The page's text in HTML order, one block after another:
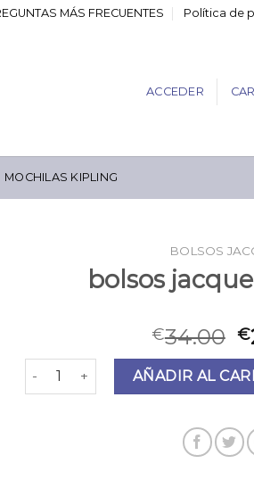
MÁS FRECUENTES Política de
ACCEDER
MOCHILAS KIPLING
BOLSOS
bolsos
€34.00 €
bolsos jacquemus cantidad
AÑADIR AL